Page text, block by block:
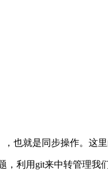
也就是同步操作。这
，利用git来中转管理我